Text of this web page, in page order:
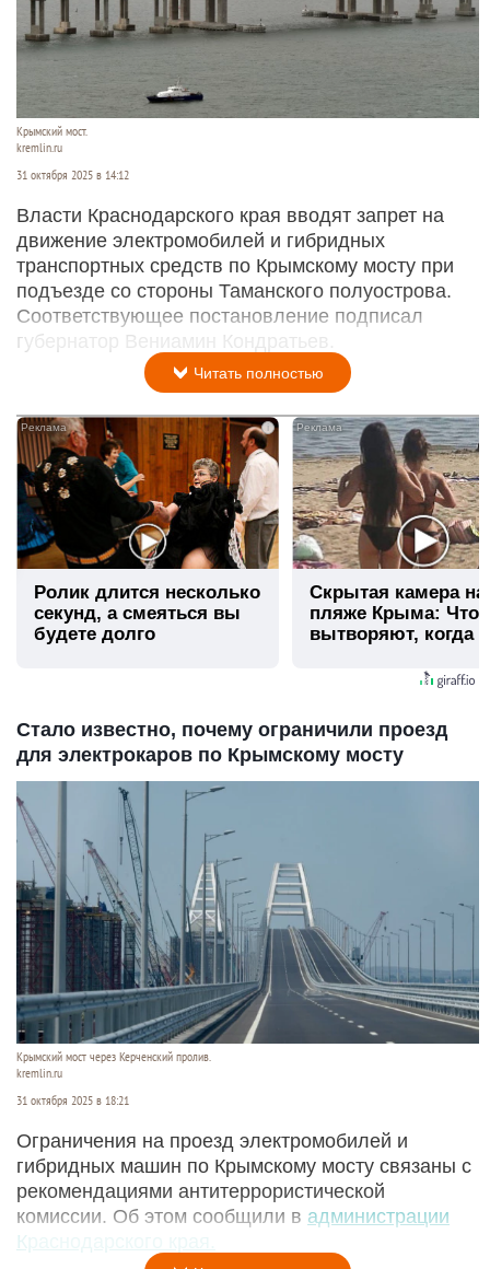
Крымский мост.
kremlin.ru
31 октября 2025 в 14:12
Власти Краснодарского края вводят запрет на
движение электромобилей и гибридных
транспортных средств по Крымскому мосту при
подъезде со стороны Таманского полуострова.
Соответствующее постановление подписал
губернатор Вениамин Кондратьев.
Читать полностью
Ролик длится несколько
секунд, а смеяться вы
будете долго
Скрытая камера на
пляже Крыма: Что
вытворяют, когда
Стало известно, почему ограничили проезд
для электрокаров по Крымскому мосту
Крымский мост через Керченский пролив.
kremlin.ru
31 октября 2025 в 18:21
Ограничения на проезд электромобилей и
гибридных машин по Крымскому мосту связаны с
рекомендациями антитеррористической
комиссии. Об этом сообщили в администрации
Краснодарского края.